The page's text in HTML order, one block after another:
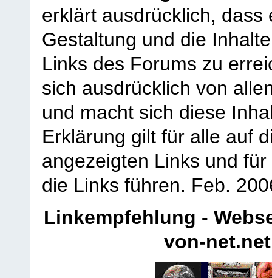
erklärt ausdrücklich,
Gestaltung und die
Links des Forums zu
sich ausdrücklich von
und macht sich diese
Erklärung gilt für alle auf
angezeigten Links und
die Links führen. Feb.
Linkempfehlung -
von-net.net